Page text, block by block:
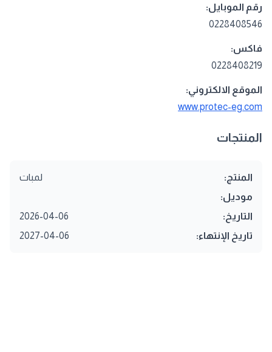
رقم الموبايل:
0228408546
فاكس:
0228408219
الموقع الالكتروني:
www.protec-eg.com
المنتجات
المنتج:
لمبات
موديل:
التاريخ:
2026-04-06
تاريخ الإنتهاء:
2027-04-06